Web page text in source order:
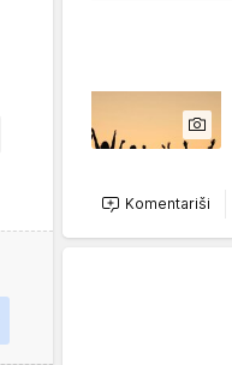
Komentariši